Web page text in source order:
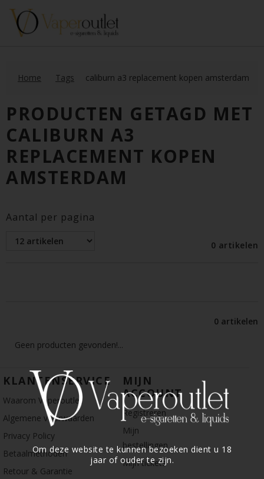
Om deze website te kunnen bezoeken dient u 18
jaar of ouder te zijn.
Home Tags caliburn a3 replacement kopen amsterdam
PRODUCTEN GETAGD MET
CALIBURN A3
REPLACEMENT KOPEN
AMSTERDAM
Aantal per pagina
0 artikelen
0 artikelen
Geen producten gevonden!...
KLANTENSERVICE
Waarom Vaperoutlet
Algemene voorwaarden
Privacy Policy
Betaalmethoden
Retour & Garantie
MIJN
ACCOUNT
Registreren
Mijn
bestellingen
Mijn tickets